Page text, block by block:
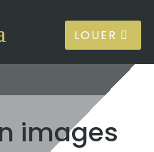
LOUER
images